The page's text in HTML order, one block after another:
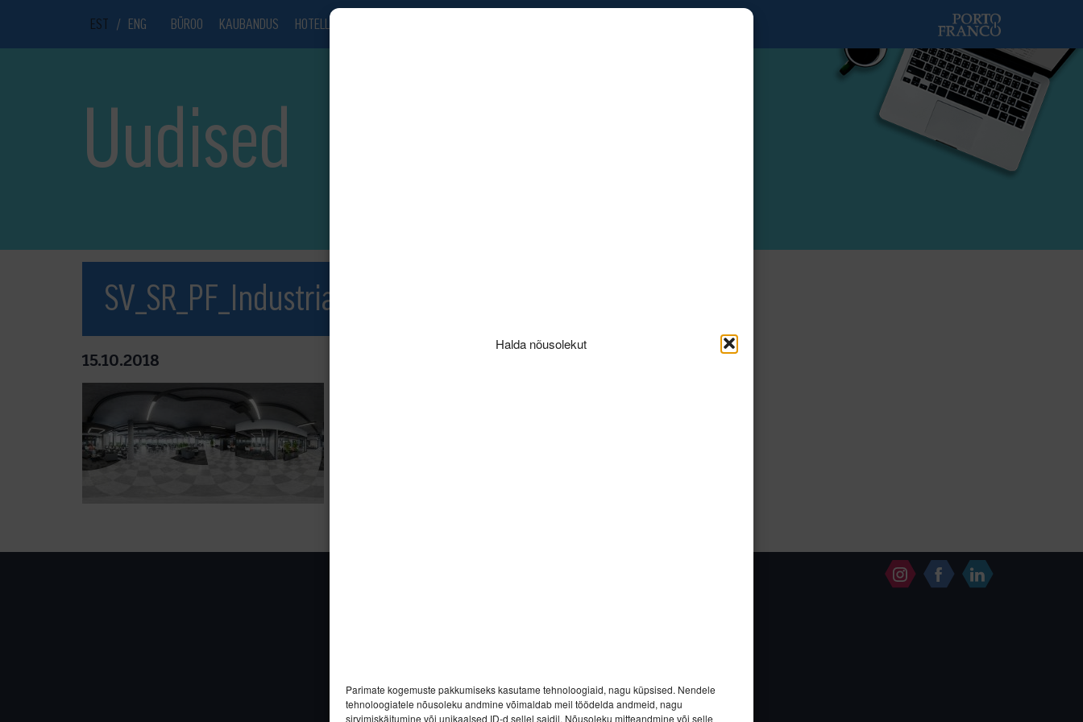
Halda nõusolekut
Parimate kogemuste pakkumiseks kasutame tehnoloogiaid, nagu küpsised. Nendele
tehnoloogiatele nõusoleku andmine võimaldab meil töödelda andmeid, nagu
sirvimiskäitumine või unikaalsed ID-d sellel saidil. Nõusoleku mitteandmine või selle
EST / ENG BÜROO KAUBANDUS HOTELL
Uudised
SV_SR_PF_Industrial360
15.10.2018